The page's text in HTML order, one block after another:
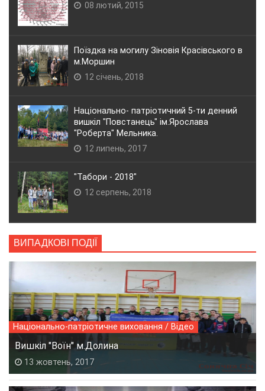
08 лютий, 2015
Поїздка на могилу Зіновія Красівського в
м.Моршин
12 січень, 2018
Національно- патріотичний 5-ти денний
вишкіл "Повстанець" ім.Ярослава
"Роберта" Мельника.
12 липень, 2017
"Табори - 2018"
12 серпень, 2018
ВИПАДКОВІ ПОДІЇ
Національно-патріотичне виховання / Відео
Вишкіл "Воїн" м.Долина
13 жовтень, 2017